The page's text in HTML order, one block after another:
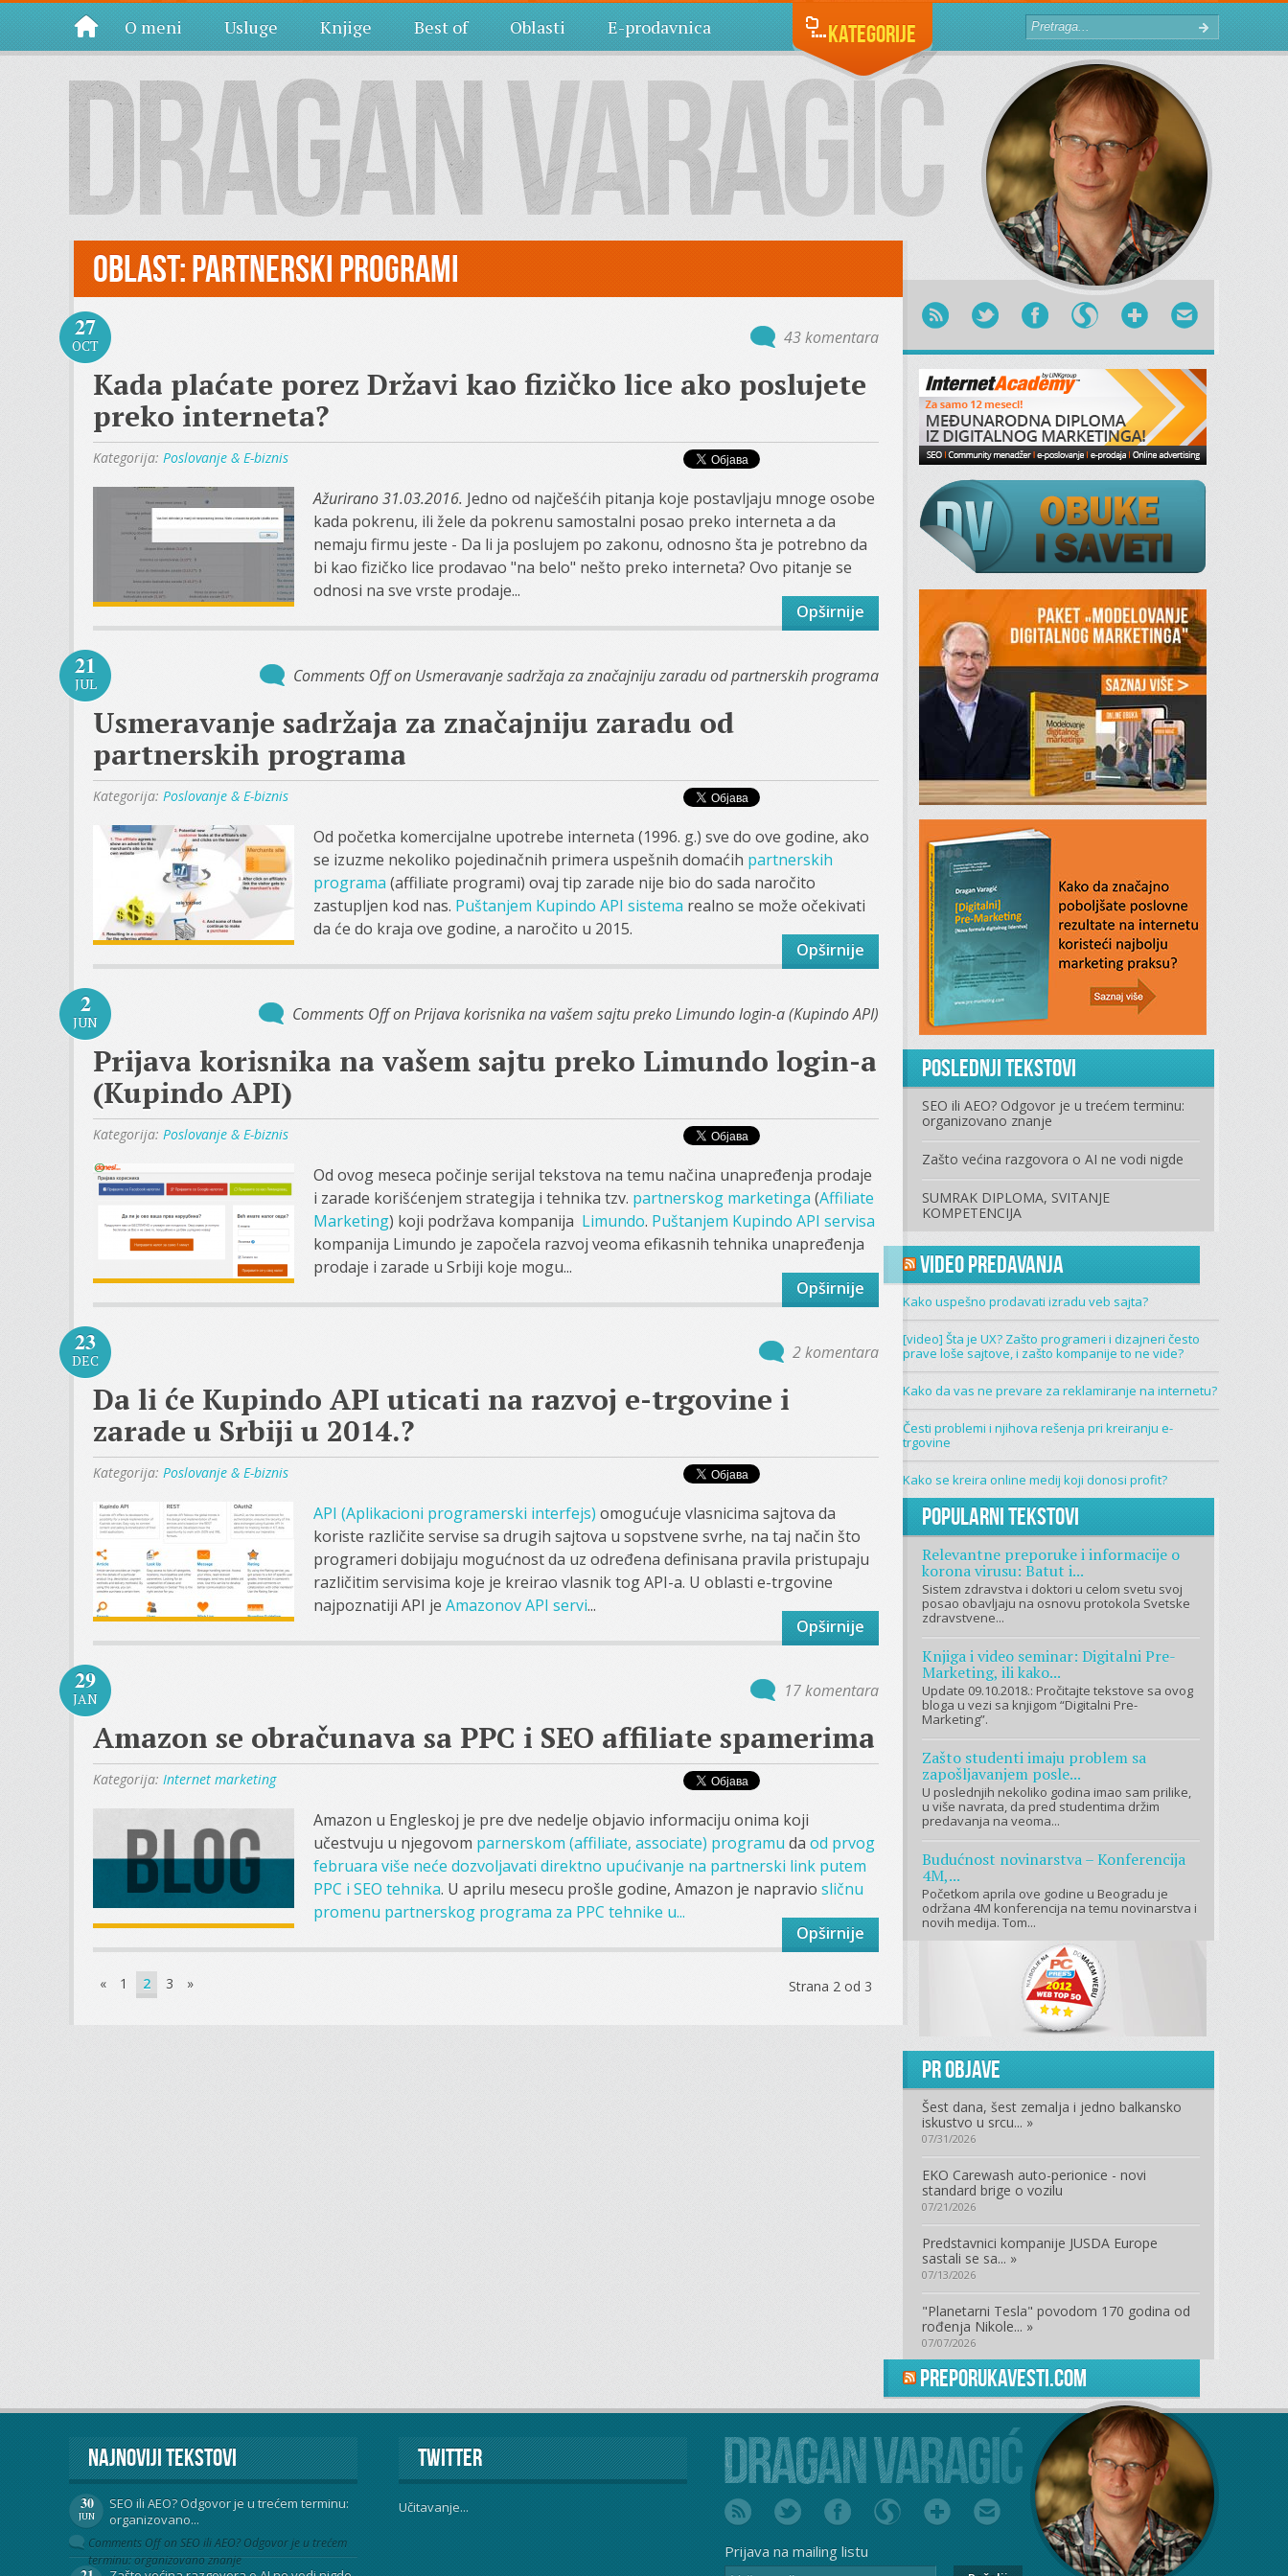
O meni Usluge Knjige Best of Oblasti E-prodavnica Kategorije
Oblast:Partnerski programi
27
OCT 43 komentara
Kada plaćate porez Državi kao fizičko lice ako poslujete
preko interneta?
Kategorija: Poslovanje & E-biznis
Ažurirano 31.03.2016. Jedno od najčešćih pitanja koje postavljaju mnoge osobe
kada pokrenu, ili žele da pokrenu samostalni posao preko interneta a da
nemaju firmu jeste - Da li ja poslujem po zakonu, odnosno šta je potrebno da
bi kao fizičko lice prodavao "na belo" nešto preko interneta? Ovo pitanje se
odnosi na sve vrste prodaje...
Opširnije
21
JUL Comments Offon Usmeravanje sadržaja za značajniju zaradu od partnerskih programa
Usmeravanje sadržaja za značajniju zaradu od
partnerskih programa
Kategorija: Poslovanje & E-biznis
Od početka komercijalne upotrebe interneta (1996. g.) sve do ove godine, ako
se izuzme nekoliko pojedinačnih primera uspešnih domaćih partnerskih
programa (affiliate programi) ovaj tip zarade nije bio do sada naročito
zastupljen kod nas. Puštanjem Kupindo API sistema realno se može očekivati
da će do kraja ove godine, a naročito u 2015.
Opširnije
2
JUN Comments Offon Prijava korisnika na vašem sajtu preko Limundo login-a (Kupindo API)
Prijava korisnika na vašem sajtu preko Limundo login-a
(Kupindo API)
Kategorija: Poslovanje & E-biznis
Od ovog meseca počinje serijal tekstova na temu načina unapređenja prodaje
i zarade korišćenjem strategija i tehnika tzv. partnerskog marketinga (Affiliate
Marketing) koji podržava kompanija Limundo. Puštanjem Kupindo API servisa
kompanija Limundo je započela razvoj veoma efikasnih tehnika unapređenja
prodaje i zarade u Srbiji koje mogu...
Opširnije
23
DEC 2 komentara
Da li će Kupindo API uticati na razvoj e-trgovine i
zarade u Srbiji u 2014.?
Kategorija: Poslovanje & E-biznis
API (Aplikacioni programerski interfejs) omogućuje vlasnicima sajtova da
koriste različite servise sa drugih sajtova u sopstvene svrhe, na taj način što
programeri dobijaju mogućnost da uz određena definisana pravila pristupaju
različitim servisima koje je kreirao vlasnik tog API-a. U oblasti e-trgovine
najpoznatiji API je Amazonov API servi...
Opširnije
29
JAN 17 komentara
Amazon se obračunava sa PPC i SEO affiliate spamerima
Kategorija: Internet marketing
Amazon u Engleskoj je pre dve nedelje objavio informaciju onima koji
učestvuju u njegovom parnerskom (affiliate, associate) programu da od prvog
februara više neće dozvoljavati direktno upućivanje na partnerski link putem
PPC i SEO tehnika. U aprilu mesecu prošle godine, Amazon je napravio sličnu
promenu partnerskog programa za PPC tehnike u...
Opširnije
Strana 2 od 3
« 1 2 3 »
Poslednji tekstovi
SEO ili AEO? Odgovor je u trećem terminu:
organizovano znanje
Zašto većina razgovora o AI ne vodi nigde
SUMRAK DIPLOMA, SVITANJE
KOMPETENCIJA
Video predavanja
Kako uspešno prodavati izradu veb sajta?
[video] Šta je UX? Zašto programeri i dizajneri često
prave loše sajtove, i zašto kompanije to ne vide?
Kako da vas ne prevare za reklamiranje na internetu?
Česti problemi i njihova rešenja pri kreiranju e-
trgovine
Kako se kreira online medij koji donosi profit?
Popularni tekstovi
Relevantne preporuke i informacije o
korona virusu: Batut i...
Sistem zdravstva i doktori u celom svetu svoj
posao obavljaju na osnovu protokola Svetske
zdravstvene...
Knjiga i video seminar: Digitalni Pre-
Marketing, ili kako...
Update 09.10.2018.: Pročitajte tekstove sa ovog
bloga u vezi sa knjigom “Digitalni Pre-
Marketing”.
Zašto studenti imaju problem sa
zapošljavanjem posle...
U poslednjih nekoliko godina imao sam prilike,
u više navrata, da pred studentima držim
predavanja na veoma...
Budućnost novinarstva – Konferencija
4M,...
Početkom aprila ove godine u Beogradu je
održana 4M konferencija na temu novinarstva i
novih medija. Tom...
PR objave
Šest dana, šest zemalja i jedno balkansko
iskustvo u srcu... »
07/31/2026
EKO Carewash auto-perionice - novi
standard brige o vozilu
07/21/2026
Predstavnici kompanije JUSDA Europe
sastali se sa... »
07/13/2026
"Planetarni Tesla" povodom 170 godina od
rođenja Nikole... »
07/07/2026
PreporukaVesti.com
Najnoviji tekstovi
30
JUN
SEO ili AEO? Odgovor je u trećem terminu:
organizovano...
Comments Offon SEO ili AEO? Odgovor je u trećem
terminu: organizovano znanje
Twitter
Učitavanje...
Prijava na mailing listu